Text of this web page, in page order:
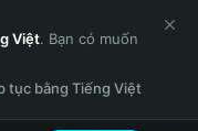
Việt. Bạn có muốn
tục bằng Tiếng Việt